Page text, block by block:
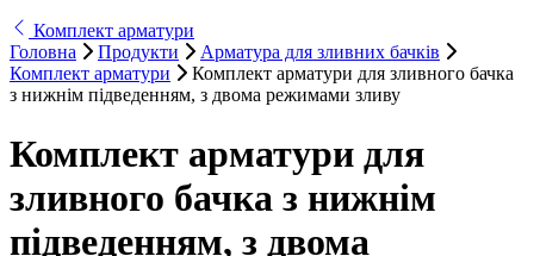
Комплект арматури
Головна
Продукти
Арматура для зливних бачків
Комплект арматури
Комплект арматури для зливного бачка
з нижнім підведенням, з двома режимами зливу
Комплект арматури для
зливного бачка з нижнім
підведенням, з двома